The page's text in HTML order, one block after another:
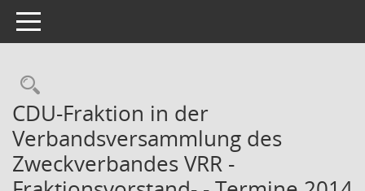
Toggle navigation
Rechercheauswahl
CDU-Fraktion in der
Verbandsversammlung des
Zweckverbandes VRR -